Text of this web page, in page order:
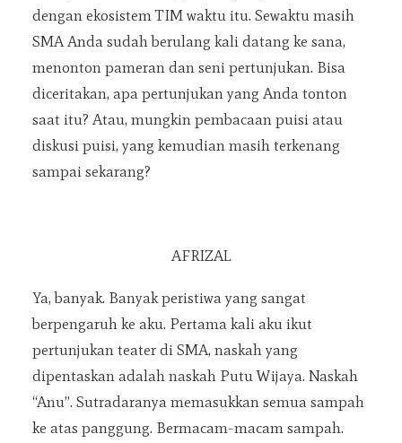
dengan ekosistem TIM waktu itu. Sewaktu masih
SMA Anda sudah berulang kali datang ke sana,
menonton pameran dan seni pertunjukan. Bisa
diceritakan, apa pertunjukan yang Anda tonton
saat itu? Atau, mungkin pembacaan puisi atau
diskusi puisi, yang kemudian masih terkenang
sampai sekarang?
AFRIZAL
Ya, banyak. Banyak peristiwa yang sangat
berpengaruh ke aku. Pertama kali aku ikut
pertunjukan teater di SMA, naskah yang
dipentaskan adalah naskah Putu Wijaya. Naskah
“Anu”. Sutradaranya memasukkan semua sampah
ke atas panggung. Bermacam-macam sampah.